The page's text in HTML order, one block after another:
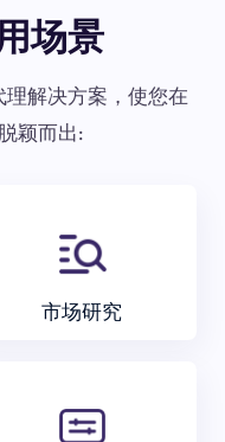
场景
理解决方案，使您在
颖而出:
市场研究